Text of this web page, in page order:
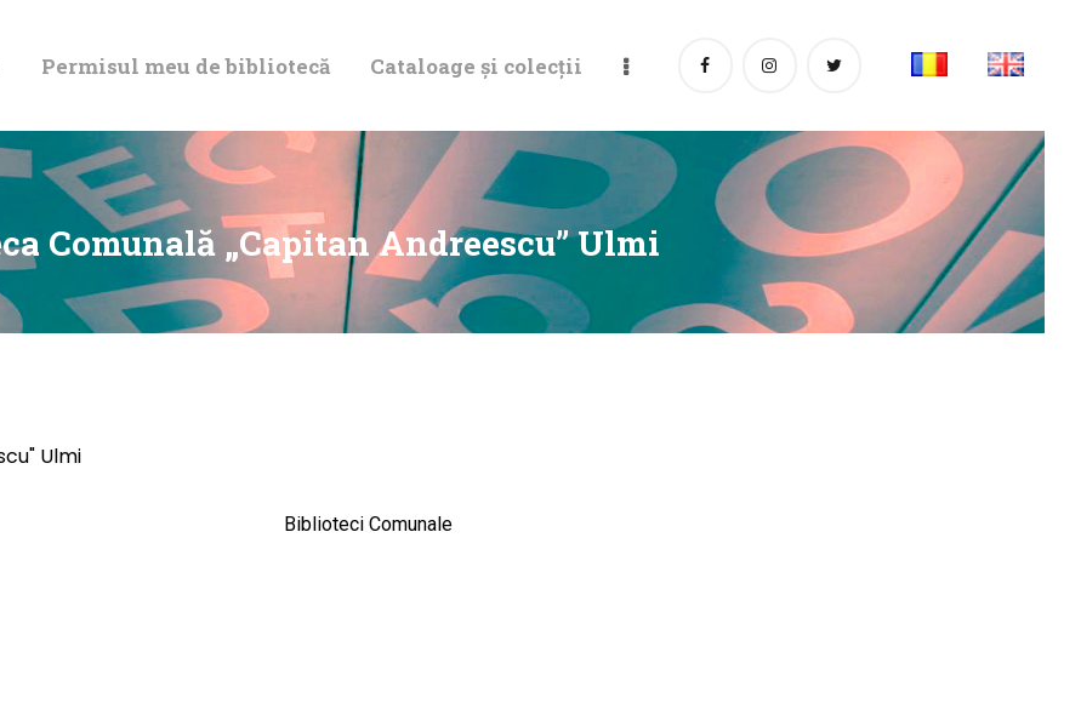
Permisul meu de bibliotecă Cataloage și colecții
Comunală „Capitan Andreescu” Ulmi
DE BIBLIOTECĂ
CATALOAGE ȘI
COLECȚII
Ulmi
Biblioteci Comunale